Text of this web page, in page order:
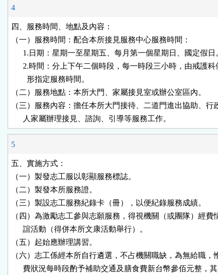
4
四、服務時間、地點及內容：
（一）服務時間：配合本所接見服務中心服務時間：
1.日期：星期一至星期五、每月第一個星期日、國定假日
2.時間：分上下午二個時段，每一時段三小時，由戒護
        形指定服務時間。
（二）服務地點：本所大門、家屬接見室或辦公室區內。
（三）服務內容：擔任本所大門接待、二道門進出協助、行
      人家屬辦理接見、諮詢、引導等服務工作。
5
五、實施方式：
（一）製發志工服以彰顯服務標誌。
（二）製發本所服務證。
（三）製設志工服務紀錄卡（冊），以便紀錄服務成績。
（四）為激勵志工參與志願服務，得視機關（或團隊）經費
      誼活動（得併本所文康活動舉行）。
（五）起始應辦理講習。
（六）志工係經本所自行遴選，不占機關職缺，為無給職，
費狀況每時段酌予補助交通及膳食費新台幣參佰元整，